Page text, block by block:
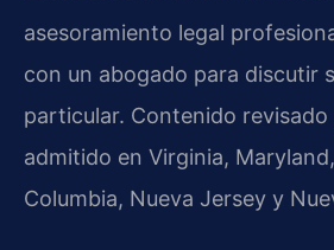
asesoramiento legal
con un abogado para discutir
particular. Contenido revisado
admitido en Virginia,
Columbia, Nueva Jersey y